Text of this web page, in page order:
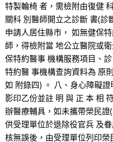
特製輪椅 者，需檢附由復健
關科 別醫師開立之診斷 書(診
申請人居住縣市， 如無健保
師，得檢附當 地公立醫院或
保特約醫事 機構服務項目、
特約醫 事機構查詢資料為 原
如 附錄四) 。 八、身心障礙
影印乙份並註 明 與 正 本 相
辦醫療輔具，如未攜帶榮民
供受理單位於退除役官兵 及
核無誤後，由受理單位列印